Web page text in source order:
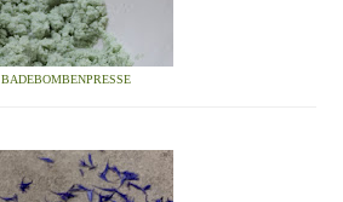
BADEBOMBENPRESSE